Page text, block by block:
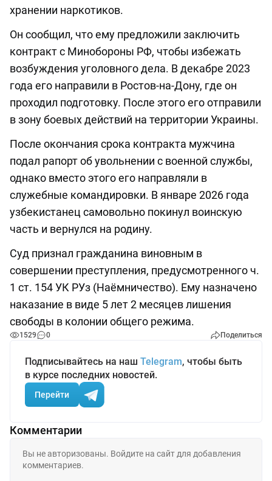
хранении наркотиков.
Он сообщил, что ему предложили заключить
контракт с Минобороны РФ, чтобы избежать
возбуждения уголовного дела. В декабре 2023
года его направили в Ростов-на-Дону, где он
проходил подготовку. После этого его отправили
в зону боевых действий на территории Украины.
После окончания срока контракта мужчина
подал рапорт об увольнении с военной службы,
однако вместо этого его направляли в
служебные командировки. В январе 2026 года
узбекистанец самовольно покинул воинскую
часть и вернулся на родину.
Суд признал гражданина виновным в
совершении преступления, предусмотренного ч.
1 ст. 154 УК РУз (Наёмничество). Ему назначено
наказание в виде 5 лет 2 месяцев лишения
свободы в колонии общего режима.
1529 0 Поделиться
Подписывайтесь на наш Telegram, чтобы быть
в курсе последних новостей.
Перейти
Комментарии